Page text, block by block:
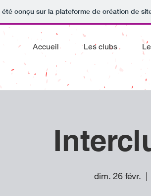
été conçu sur la plateforme de création de
Accueil Les clubs
dim. 26 févr.